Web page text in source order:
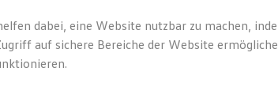
dabei, eine Website nutzbar zu machen,
auf sichere Bereiche der Website